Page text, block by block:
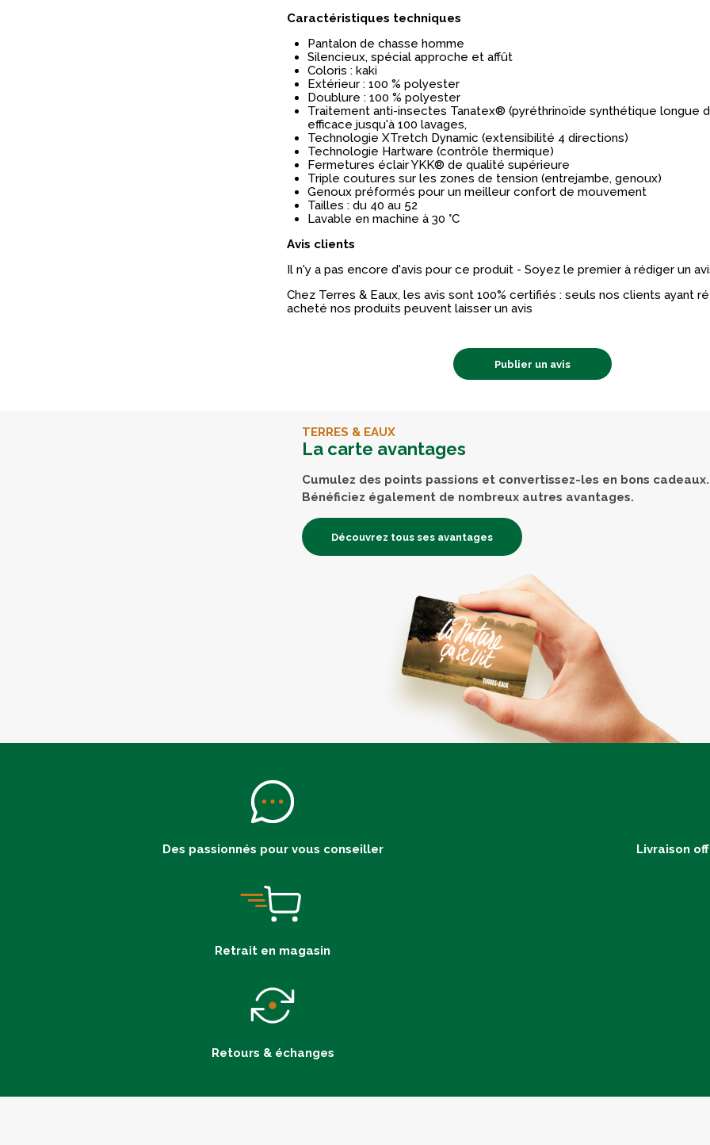
Caractéristiques techniques
Pantalon de chasse homme
Silencieux, spécial approche et affût
Coloris : kaki
Extérieur : 100 % polyester
Doublure : 100 % polyester
Traitement anti-insectes Tanatex® (pyréthrinoïde synthétique longue
efficace jusqu'à 100 lavages,
Technologie XTretch Dynamic (extensibilité 4 directions)
Technologie Hartware (contrôle thermique)
Fermetures éclair YKK® de qualité supérieure
Triple coutures sur les zones de tension (entrejambe, genoux)
Genoux préformés pour un meilleur confort de mouvement
Tailles : du 40 au 52
Lavable en machine à 30 °C
Avis clients
Il n'y a pas encore d'avis pour ce produit - Soyez le premier à rédiger un
Chez Terres & Eaux, les avis sont 100% certifiés : seuls nos clients ayant
acheté nos produits peuvent laisser un avis
Publier un avis
TERRES & EAUX
La carte avantages
Cumulez des points passions et convertissez-les en bons cadeaux.
Bénéficiez également de nombreux autres avantages.
Découvrez tous ses avantages
Des passionnés pour vous conseiller Livraison
Retrait en magasin
Retours & échanges